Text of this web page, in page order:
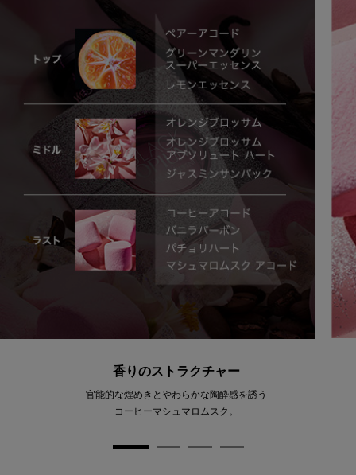
香りのストラクチャー
官能的な煌めきとやわらかな陶酔感を​誘う
コーヒーマシュマロムスク。